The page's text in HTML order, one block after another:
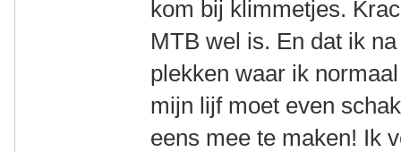
kom bij klimmetjes.
MTB wel is. En dat ik
plekken waar ik
mijn lijf moet even
eens mee te maken! Ik